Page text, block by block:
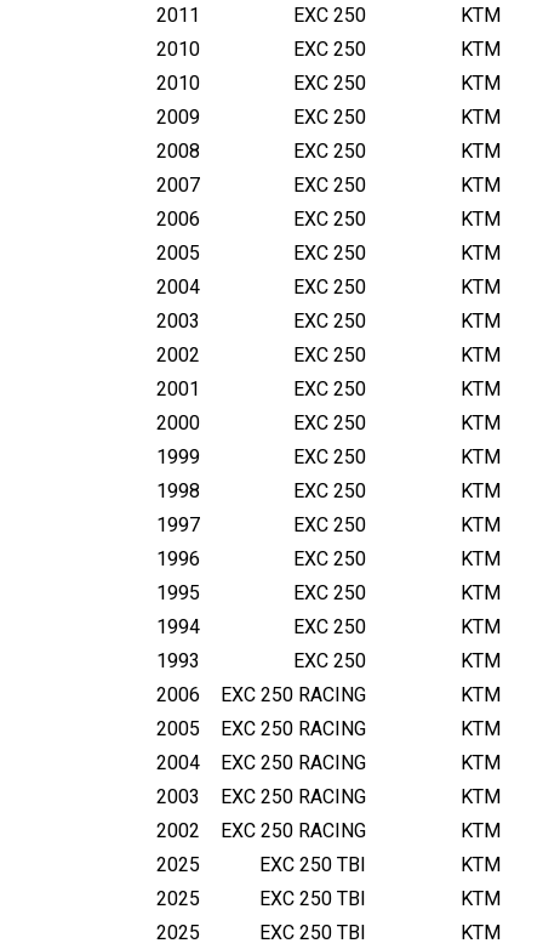
KTM
EXC 250
2011
KTM
EXC 250
2010
KTM
EXC 250
2010
KTM
EXC 250
2009
KTM
EXC 250
2008
KTM
EXC 250
2007
KTM
EXC 250
2006
KTM
EXC 250
2005
KTM
EXC 250
2004
KTM
EXC 250
2003
KTM
EXC 250
2002
KTM
EXC 250
2001
KTM
EXC 250
2000
KTM
EXC 250
1999
KTM
EXC 250
1998
KTM
EXC 250
1997
KTM
EXC 250
1996
KTM
EXC 250
1995
KTM
EXC 250
1994
KTM
EXC 250
1993
KTM
EXC 250 RACING
2006
KTM
EXC 250 RACING
2005
KTM
EXC 250 RACING
2004
KTM
EXC 250 RACING
2003
KTM
EXC 250 RACING
2002
KTM
EXC 250 TBI
2025
KTM
EXC 250 TBI
2025
KTM
EXC 250 TBI
2025